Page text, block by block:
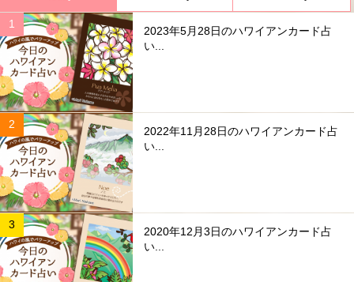
2023年5月28日のハワイアンカード占
い...
2022年11月28日のハワイアンカード占
い...
2020年12月3日のハワイアンカード占
い...